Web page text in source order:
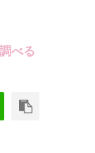
べる